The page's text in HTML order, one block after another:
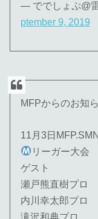
— ででしょぷ@
ptember 9, 2019
MFPからのお知
11月3日
リーガー大会
ゲスト
瀬戸熊直樹プロ
内川幸太郎プロ
滝沢和典プロ